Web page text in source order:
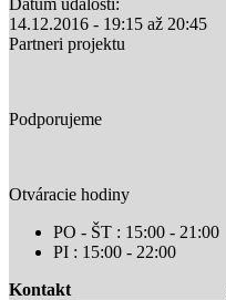
14.12.2016 - 19:15 až 20:45
Partneri projektu
Podporujeme
Otváracie hodiny
PO - ŠT : 15:00 - 21:00
PI : 15:00 - 22:00
Kontakt